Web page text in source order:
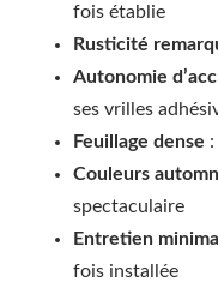
fois établie
Rusticité
Autonomie
ses vrilles
Feuillage dense
Couleurs
spectaculaire
Entretien minimal
fois installée